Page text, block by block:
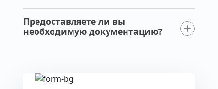
Предоставляете ли вы
необходимую документацию?